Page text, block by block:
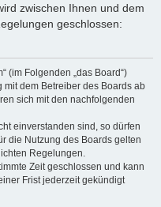
zwischen Ihnen und dem
geschlossen:
(im Folgenden „das Board“)
dem Betreiber des Boards ab
sich mit den nachfolgenden
einverstanden sind, so dürfen
die Nutzung des Boards gelten
Regelungen.
Zeit geschlossen und kann
Frist jederzeit gekündigt